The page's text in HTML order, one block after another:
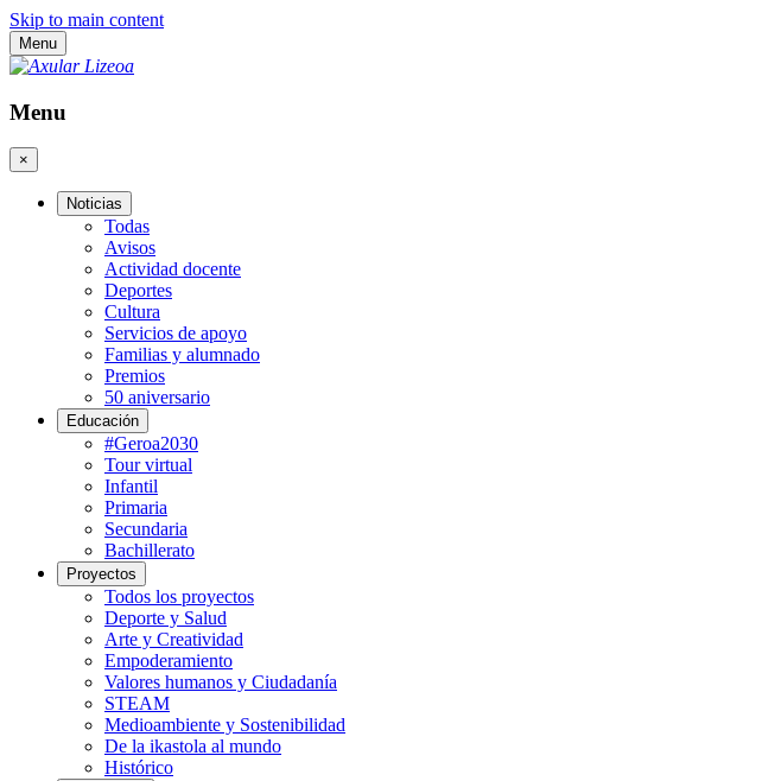
Skip to main content
Menu
Menu
×
Noticias
Todas
Avisos
Actividad docente
Deportes
Cultura
Servicios de apoyo
Familias y alumnado
Premios
50 aniversario
Educación
#Geroa2030
Tour virtual
Infantil
Primaria
Secundaria
Bachillerato
Proyectos
Todos los proyectos
Deporte y Salud
Arte y Creatividad
Empoderamiento
Valores humanos y Ciudadanía
STEAM
Medioambiente y Sostenibilidad
De la ikastola al mundo
Histórico